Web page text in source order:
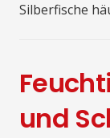
Silberfische
und